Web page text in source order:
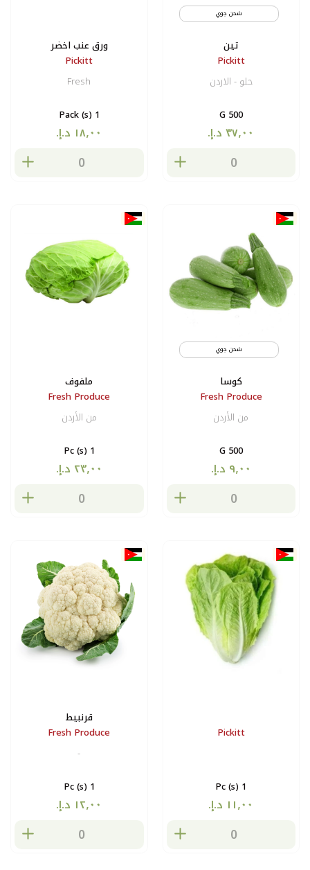
شحن جوي
تين
Pickitt
حلو - الاردن
500 G
ورق عنب اخضر
Pickitt
Fresh
1 Pack (s)
شحن جوي
كوسا
Fresh Produce
من الأردن
500 G
ملفوف
Fresh Produce
من الأردن
1 Pc (s)
Pickitt
1 Pc (s)
قرنبيط
Fresh Produce
-
1 Pc (s)